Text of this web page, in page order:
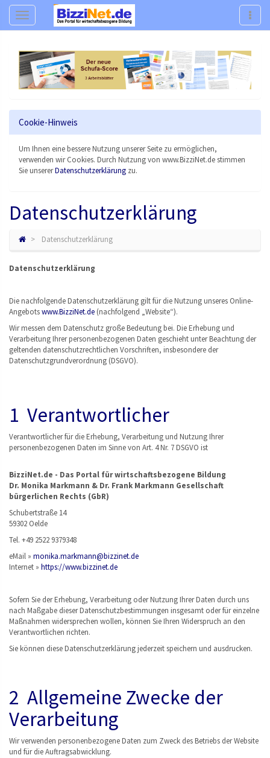
Navigation
Cookie-Hinweis
Um Ihnen eine bessere Nutzung unserer Seite zu ermöglichen,
verwenden wir Cookies. Durch Nutzung von www.BizziNet.de stimmen
Sie unsererDatenschutzerklärung zu.
Datenschutzerklärung
Datenschutzerklärung
Datenschutzerklärung
Die nachfolgende Datenschutzerklärung gilt für die Nutzung unseres Online-
Angebotswww.BizziNet.de (nachfolgend „Website“).
Wir messen dem Datenschutz große Bedeutung bei. Die Erhebung und
Verarbeitung Ihrer personenbezogenen Daten geschieht unter Beachtung der
geltenden datenschutzrechtlichen Vorschriften, insbesondere der
Datenschutzgrundverordnung (DSGVO).
1 Verantwortlicher
Verantwortlicher für die Erhebung, Verarbeitung und Nutzung Ihrer
personenbezogenen Daten im Sinne von Art. 4 Nr. 7 DSGVO ist
BizziNet.de - Das Portal für wirtschaftsbezogene Bildung
Dr. Monika Markmann & Dr. Frank Markmann Gesellschaft
bürgerlichen Rechts (GbR)
Schubertstraße 14
59302 Oelde
Tel. +49 2522 9379348
eMail » monika.markmann@bizzinet.de
Internet » https://www.bizzinet.de
Sofern Sie der Erhebung, Verarbeitung oder Nutzung Ihrer Daten durch uns
nach Maßgabe dieser Datenschutzbestimmungen insgesamt oder für einzelne
Maßnahmen widersprechen wollen, können Sie Ihren Widerspruch an den
Verantwortlichen richten.
Sie können diese Datenschutzerklärung jederzeit speichern und ausdrucken.
2 Allgemeine Zwecke der
Verarbeitung
Wir verwenden personenbezogene Daten zum Zweck des Betriebs der Website
und für die Auftragsabwicklung.